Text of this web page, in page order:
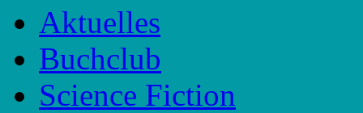
Aktuelles
Buchclub
Science Fiction